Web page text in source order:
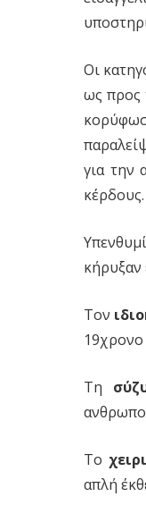
Οι
ως προς
για την
κέρδους.
κήρυξαν
Τον
19χρονο
Τη
Το
απλή